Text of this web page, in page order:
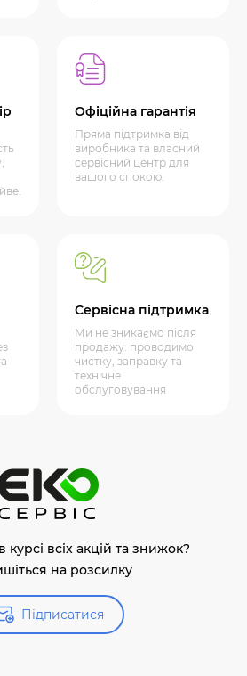
Офіційна гарантія
Пряма підтримка від
виробника та власний
сервісний центр для
вашого спокою.
Сервісна підтримка
Ми не зникаємо після
продажу: проводимо
чистку, заправку та
технічне
обслуговування
курсі всіх акцій та знижок?
на розсилку
Підписатися